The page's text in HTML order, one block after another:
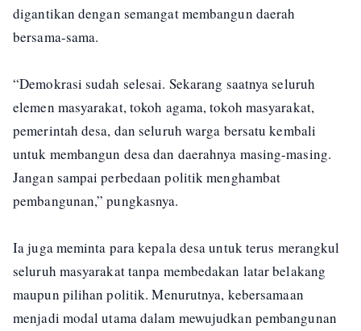
digantikan dengan semangat membangun daerah
bersama-sama.
“Demokrasi sudah selesai. Sekarang saatnya seluruh
elemen masyarakat, tokoh agama, tokoh masyarakat,
pemerintah desa, dan seluruh warga bersatu kembali
untuk membangun desa dan daerahnya masing-masing.
Jangan sampai perbedaan politik menghambat
pembangunan,” pungkasnya.
Ia juga meminta para kepala desa untuk terus merangkul
seluruh masyarakat tanpa membedakan latar belakang
maupun pilihan politik. Menurutnya, kebersamaan
menjadi modal utama dalam mewujudkan pembangunan